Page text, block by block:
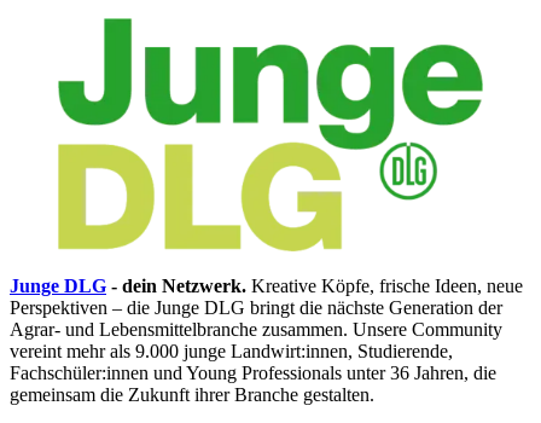
Junge DLG - dein Netzwerk. Kreative Köpfe, frische Ideen, neue
Perspektiven – die Junge DLG bringt die nächste Generation der
Agrar- und Lebensmittelbranche zusammen. Unsere Community
vereint mehr als 9.000 junge Landwirt:innen, Studierende,
Fachschüler:innen und Young Professionals unter 36 Jahren, die
gemeinsam die Zukunft ihrer Branche gestalten.